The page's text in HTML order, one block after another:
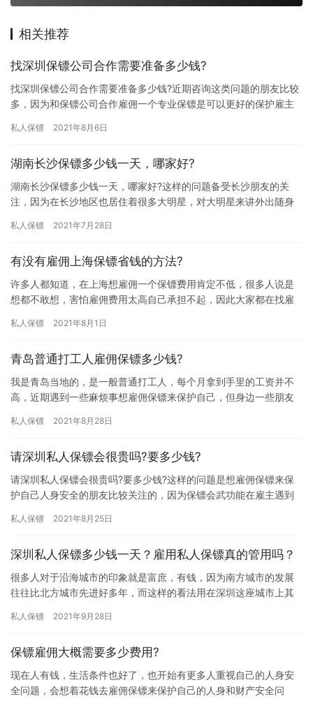
相关推荐
找深圳保镖公司合作需要准备多少钱?
找深圳保镖公司合作需要准备多少钱?近期咨询这类问题的朋友比较
多，因为和保镖公司合作雇佣一个专业保镖是可以更好的保护雇主
自己…
私人保镖 2021年8月6日
湖南长沙保镖多少钱一天，哪家好?
湖南长沙保镖多少钱一天，哪家好?这样的问题备受长沙朋友的关
注，因为在长沙地区也居住着很多大明星，对大明星来讲外出随身
下吧…
私人保镖 2021年7月28日
有没有雇佣上海保镖省钱的方法?
许多人都知道，在上海想雇佣一个保镖费用肯定不低，很多人说是
想都不敢想，害怕雇佣费用太高自己承担不起，因此大家都在找雇
上海保…
私人保镖 2021年8月1日
青岛普通打工人雇佣保镖多少钱?
我是青岛当地的，是一般普通打工人，每个月拿到手里的工资并不
高，近期遇到一些麻烦事想雇佣保镖来保护自己，但身边一些朋友
佣保镖…
私人保镖 2021年8月28日
请深圳私人保镖会很贵吗?要多少钱?
请深圳私人保镖会很贵吗?要多少钱?这样的问题是想雇佣保镖来保
护自己人身安全的朋友比较关注的，因为保镖会武功能在雇主遇到
家在…
私人保镖 2021年8月25日
深圳私人保镖多少钱一天？雇用私人保镖真的管用吗？
很多人对于沿海城市的印象就是富庶，有钱，因为南方城市的发展
往往比北方城市先进好多年，而这样的看法用在深圳这座城市上其
的国际…
私人保镖 2021年9月28日
保镖雇佣大概需要多少费用?
现在人有钱，生活条件也好了，也开始有更多人重视自己的人身安
全问题，会想着花钱去雇佣保镖来保护自己的人身和财产安全问